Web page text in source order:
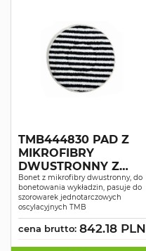
TMB444830 PAD Z
MIKROFIBRY
DWUSTRONNY Z
PASKAMI
POLIESTROWYMI DO
BONETOWANIA 17"
Bonet z mikrofibry dwustronny, do
bonetowania wykładzin, pasuje do
szorowarek jednotarczowych
oscylacyjnych TMB
cena brutto: 842.18 PLN